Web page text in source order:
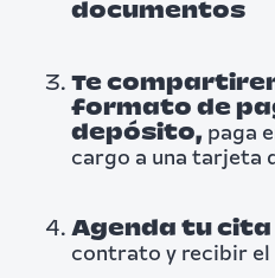
documentos
Te
formato de
depósito, paga
cargo a una tarjeta
Agenda tu cita
contrato y recibir el